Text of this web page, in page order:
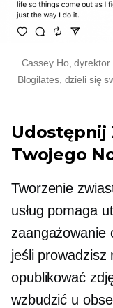
Cassey Ho, dyrektor
Blogilates, dzieli się
Udostępnij
Twojego
Tworzenie
usług pomaga
zaangażowanie
jeśli prowadzisz
opublikować
wzbudzić u